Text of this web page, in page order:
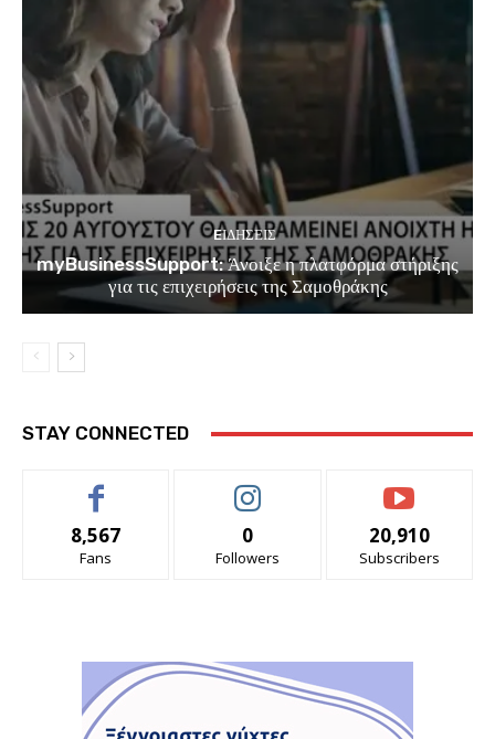
EΙΔΗΣΕΙΣ
myBusinessSupport: Άνοιξε η πλατφόρμα στήριξης
για τις επιχειρήσεις της Σαμοθράκης
STAY CONNECTED
8,567
Fans
0
Followers
20,910
Subscribers